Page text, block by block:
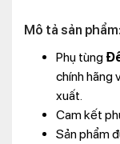
Mô tả sản phẩm:
Phụ tùng
chính hãng
xuất.
Cam kết
Sản phẩm